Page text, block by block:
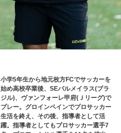
小学5年生から地元枚方FCでサッカーを
始め高校卒業後、SEパルメイラス(ブラ
ジル)、ヴァンフォーレ甲府(Ｊリーグ)で
プレー。グロインペインでプロサッカー
生活を終え、その後、指導者として活
躍。指導者としてもプロサッカー選手7